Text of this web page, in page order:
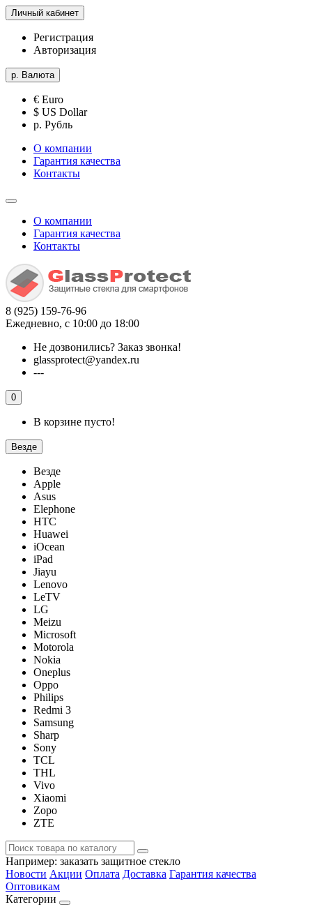
Личный кабинет
Регистрация
Авторизация
р. Валюта
€ Euro
$ US Dollar
р. Рубль
О компании
Гарантия качества
Контакты
О компании
Гарантия качества
Контакты
8 (925) 159-76-96
Ежедневно, с 10:00 до 18:00
Не дозвонились? Заказ звонка!
glassprotect@yandex.ru
---
0
В корзине пусто!
Везде
Везде
Apple
Asus
Elephone
HTC
Huawei
iOcean
iPad
Jiayu
Lenovo
LeTV
LG
Meizu
Microsoft
Motorola
Nokia
Oneplus
Oppo
Philips
Redmi 3
Samsung
Sharp
Sony
TCL
THL
Vivo
Xiaomi
Zopo
ZTE
Например: заказать защитное стекло
Новости Акции Оплата Доставка Гарантия качества
Оптовикам
Категории